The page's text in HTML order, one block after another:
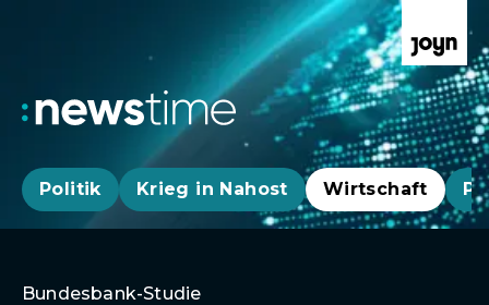
Politik Krieg in Nahost Wirtschaft
Bundesbank-Studie